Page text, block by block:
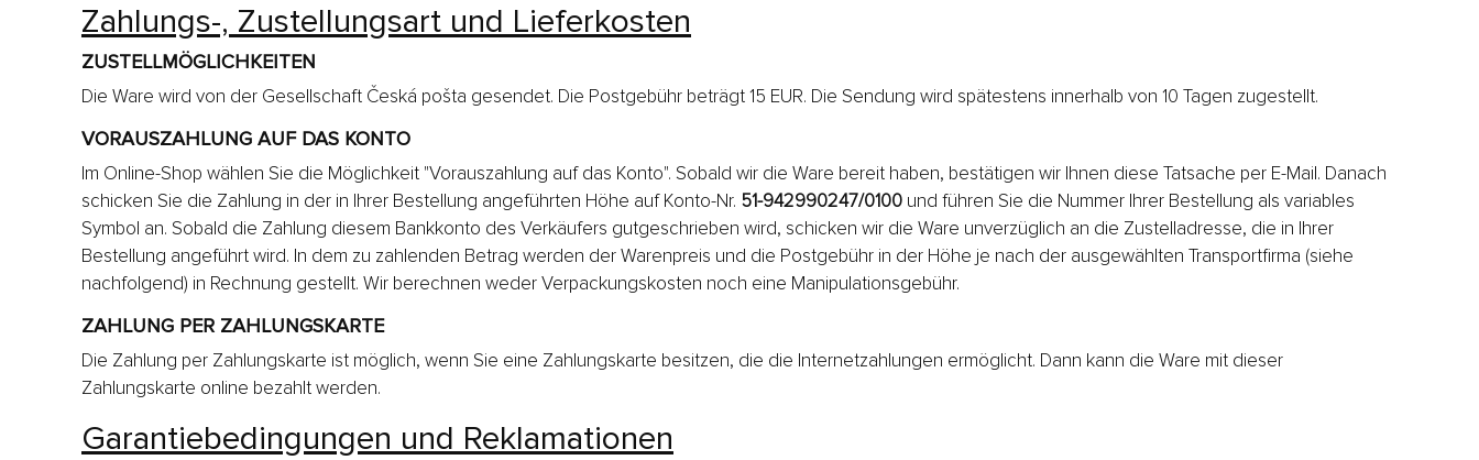
Zahlungs-, Zustellungsart und Lieferkosten
ZUSTELLMÖGLICHKEITEN
Die Ware wird von der Gesellschaft Česká pošta gesendet. Die Postgebühr beträgt 15 EUR. Die Sendung wird spätestens innerhalb von 10 Tagen zugestellt.
VORAUSZAHLUNG AUF DAS KONTO
Im Online-Shop wählen Sie die Möglichkeit "Vorauszahlung auf das Konto". Sobald wir die Ware bereit haben, bestätigen wir Ihnen diese Tatsache per E-Mail. Danach
schicken Sie die Zahlung in der in Ihrer Bestellung angeführten Höhe auf Konto-Nr. 51-942990247/0100 und führen Sie die Nummer Ihrer Bestellung als variables
Symbol an. Sobald die Zahlung diesem Bankkonto des Verkäufers gutgeschrieben wird, schicken wir die Ware unverzüglich an die Zustelladresse, die in Ihrer
Bestellung angeführt wird. In dem zu zahlenden Betrag werden der Warenpreis und die Postgebühr in der Höhe je nach der ausgewählten Transportfirma (siehe
nachfolgend) in Rechnung gestellt. Wir berechnen weder Verpackungskosten noch eine Manipulationsgebühr.
ZAHLUNG PER ZAHLUNGSKARTE
Die Zahlung per Zahlungskarte ist möglich, wenn Sie eine Zahlungskarte besitzen, die die Internetzahlungen ermöglicht. Dann kann die Ware mit dieser
Zahlungskarte online bezahlt werden.
Garantiebedingungen und Reklamationen